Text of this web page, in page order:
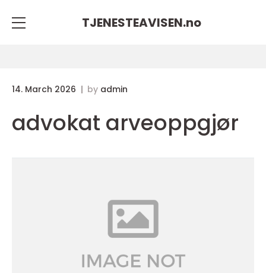
TJENESTEAVISEN.no
14. March 2026 by admin
advokat arveoppgjør